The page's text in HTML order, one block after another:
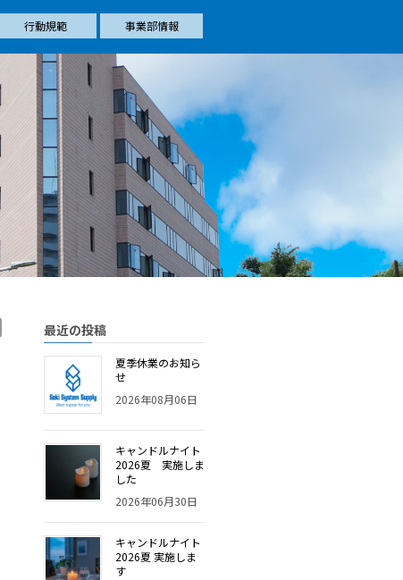
行動規範 事業部情報
最近の投稿
夏季休業のお知ら
せ
2026年08月06日
キャンドルナイト
2026夏 実施しま
した
2026年06月30日
キャンドルナイト
2026夏 実施しま
す